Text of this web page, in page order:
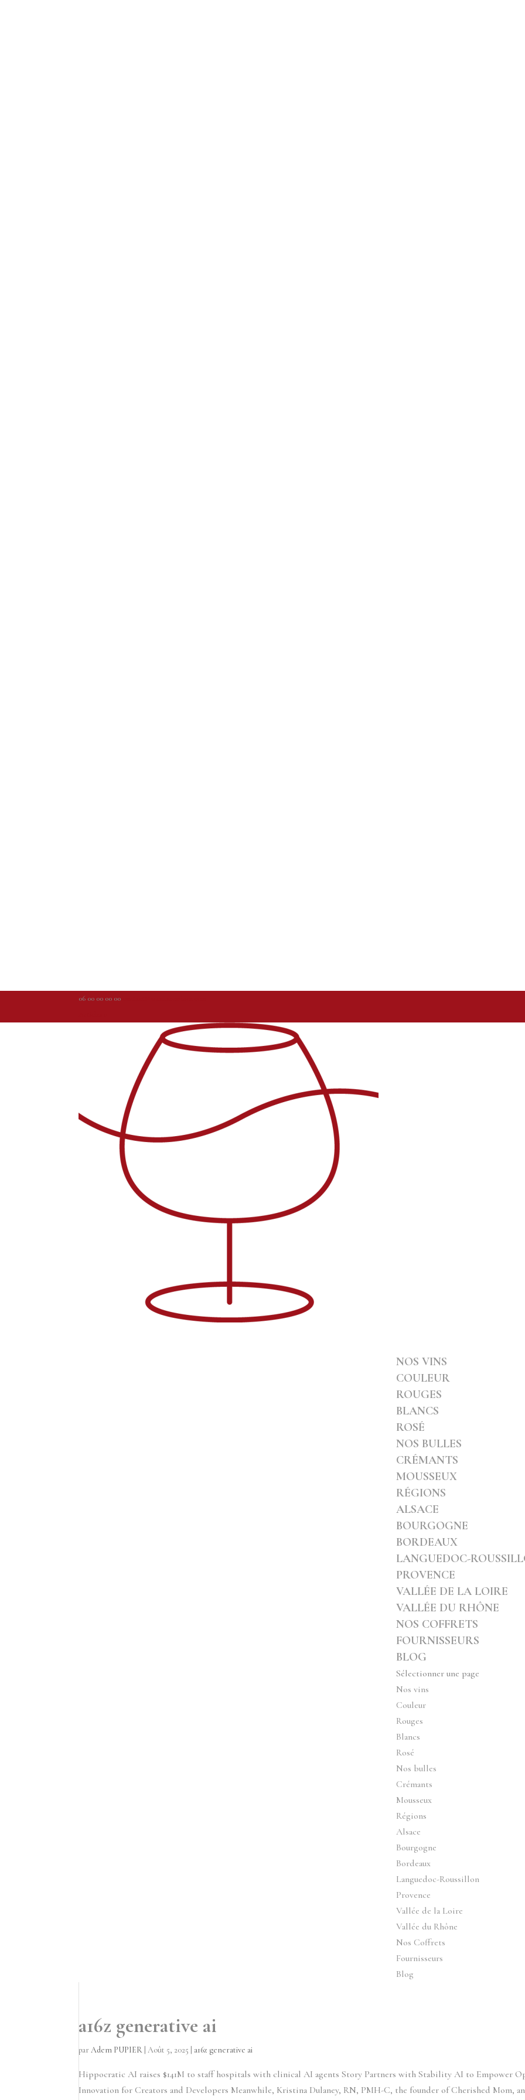
06 00 00 00 00
NOS VINS
COULEUR
ROUGES
BLANCS
ROSÉ
NOS BULLES
CRÉMANTS
MOUSSEUX
RÉGIONS
ALSACE
BOURGOGNE
BORDEAUX
LANGUEDOC-
PROVENCE
VALLÉE DE LA LOIRE
VALLÉE DU RHÔNE
NOS COFFRETS
FOURNISSEURS
BLOG
Sélectionner une page
Nos vins
Couleur
Rouges
Blancs
Rosé
Nos bulles
Crémants
Mousseux
Régions
Alsace
Bourgogne
Bordeaux
Languedoc-Roussillon
Provence
Vallée de la Loire
Vallée du Rhône
Nos Coffrets
Fournisseurs
Blog
a16z generative ai
parAdem PUPIER |Août 5, 2025 a16z generative ai
Hippocratic AI raises $141M to staff hospitals with clinical AI agents Story Partners with Stability AI to Empower
Innovation for Creators and Developers Meanwhile, Kristina Dulaney, RN, PMH-C, the founder of Cherished Mom,